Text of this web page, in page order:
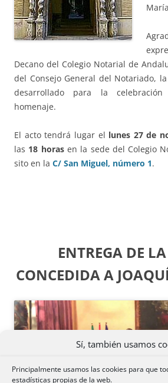
Sí, también usamos
Principalmente usamos las cookies para que
estadísticas propias de la web.
Decano del Colegio Notarial de
del Consejo General del Notariado,
desarrollado para la
homenaje.
El acto tendrá lugar el lunes 27 de
las 18 horasen la sede del Colegio
sito en la C/ San Miguel, número 1.
ENTREGA DE
CONCEDIDA A
marketing y permitir este